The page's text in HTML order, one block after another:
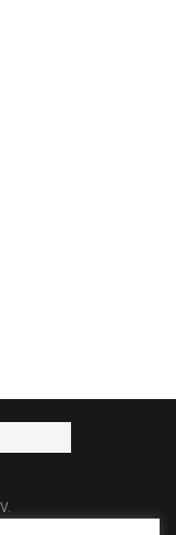
Qro. México